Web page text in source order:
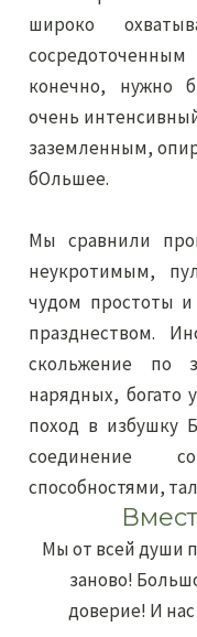
широко
конечно, нужно
очень
заземленным,
бОльшее.
Мы сравнили
неукротимым,
чудом простоты и
празднеством.
скольжение по
нарядных, богато
поход в избушку
соединение
способностями,
Мы от всей души
заново!
доверие! И